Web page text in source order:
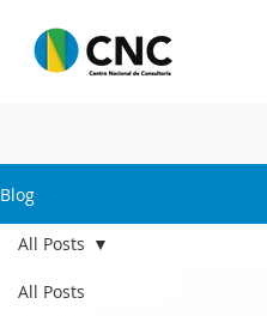
Blog
All Posts
All Posts